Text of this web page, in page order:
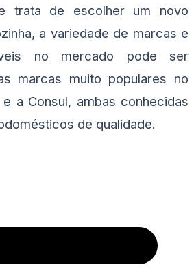
trata de escolher um novo
a variedade de marcas e
no mercado pode ser
marcas muito populares no
a Consul, ambas conhecidas
de qualidade.